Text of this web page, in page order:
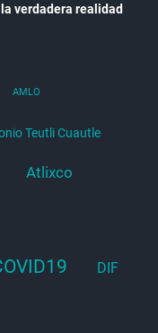
verdadera realidad
AMLO
Teutli Cuautle
Atlixco
DIF